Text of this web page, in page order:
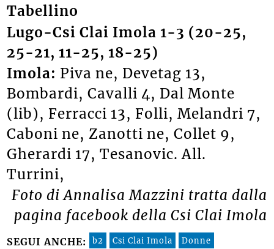
Tabellino
Lugo-Csi Clai Imola 1-3 (20-25,
25-21, 11-25, 18-25)
Imola: Piva ne, Devetag 13,
Bombardi, Cavalli 4, Dal Monte
(lib), Ferracci 13, Folli, Melandri 7,
Caboni ne, Zanotti ne, Collet 9,
Gherardi 17, Tesanovic. All.
Turrini,
Foto di Annalisa Mazzini tratta dalla
pagina facebook della Csi Clai Imola
SEGUI ANCHE: b2 Csi Clai Imola
Donne